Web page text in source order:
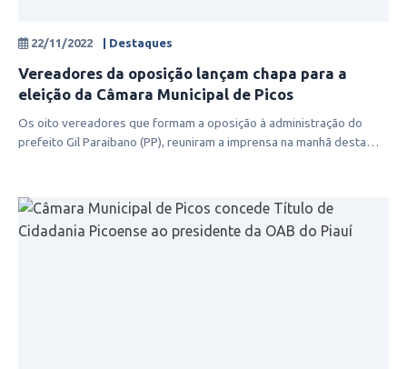
22/11/2022 | Destaques
Vereadores da oposição lançam chapa para a
eleição da Câmara Municipal de Picos
Os oito vereadores que formam a oposição à administração do
prefeito Gil Paraibano (PP), reuniram a imprensa na manhã desta